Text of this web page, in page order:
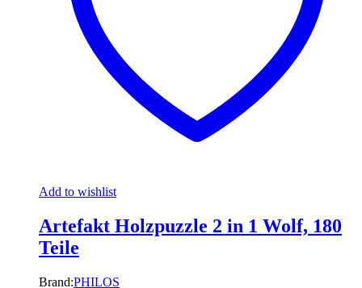
Add to wishlist
Artefakt Holzpuzzle 2 in 1 Wolf, 180
Teile
Brand:PHILOS